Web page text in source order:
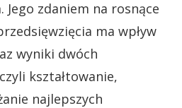
Jego zdaniem na rosnące
ma wpływ
wyniki dwóch
kształtowanie,
najlepszych